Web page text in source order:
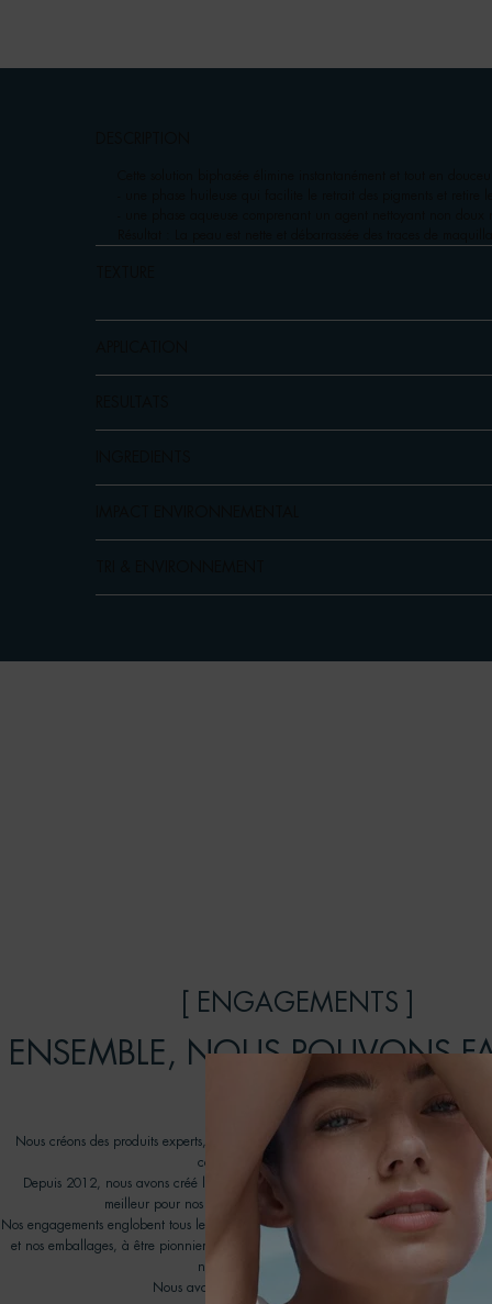
[ ENGAGEMENTS ]
ENSEMBLE, NOUS POUVONS
DIFFERENCE
Nous créons des produits experts, efficaces et conçus pour durer : prendre soin
contribuant au respect des océans.
Depuis 2012, nous avons créé le programme Biotherm Water Lovers pour
meilleur pour nos océans en travaillant avec des ONG partenaires.
Nos engagements englobent tous les aspects de notre chaîne de valeur, visant à
et nos emballages, à être pionnier en matière de nouvelles technologies de
notre empreinte environnementale.
Nous avons une approche engagée de la beauté.